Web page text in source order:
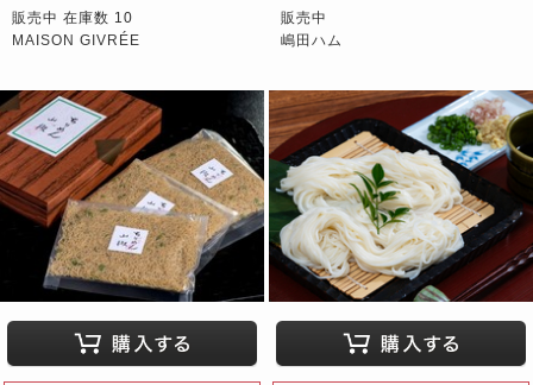
販売中 在庫数 10
MAISON GIVRÉE
販売中
嶋田ハム